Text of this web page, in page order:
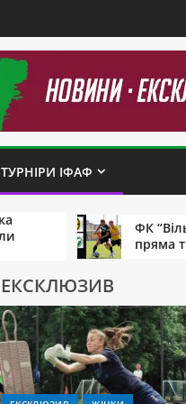
ТУРНІРИ ІФАФ
ФК “Вільхівці” –
пряма трансляція
ЕКСКЛЮЗИВ